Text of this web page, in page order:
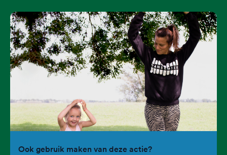
Ook gebruik maken van deze actie?